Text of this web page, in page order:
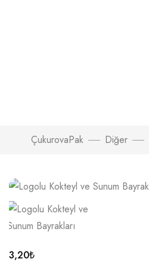
ÇukurovaPak Diğer
3,20₺